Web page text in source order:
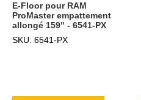
E-Floor pour RAM
ProMaster empattement
allongé 159" - 6541-PX
SKU: 6541-PX